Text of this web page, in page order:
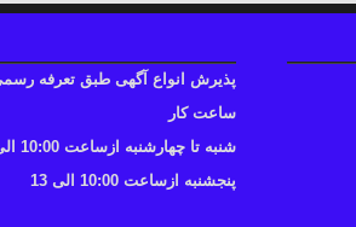
پذیرش انواع آگهی طبق تعرفه
ساعت کار
شنبه تا چهارشنبه ازساعت 10:00 الی 17
پنجشنبه ازساعت 10:00 الی 13